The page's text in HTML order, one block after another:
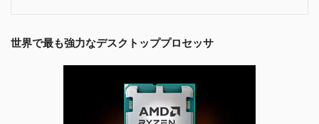
世界で最も強力なデスクトッププロセッサ